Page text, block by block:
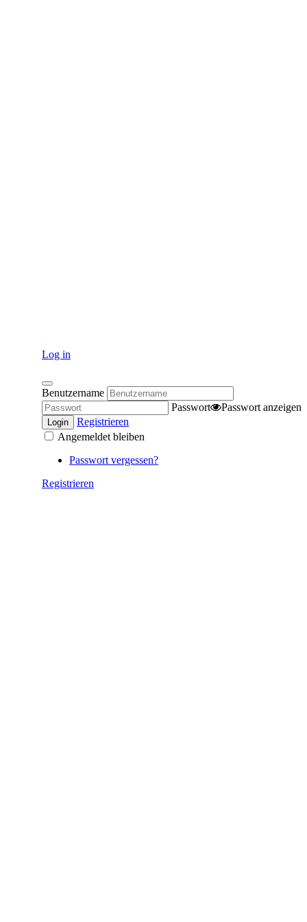
Log in
Benutzername
Passwort
Passwort anzeigen
Login
Registrieren
Angemeldet bleiben
Passwort vergessen?
Registrieren